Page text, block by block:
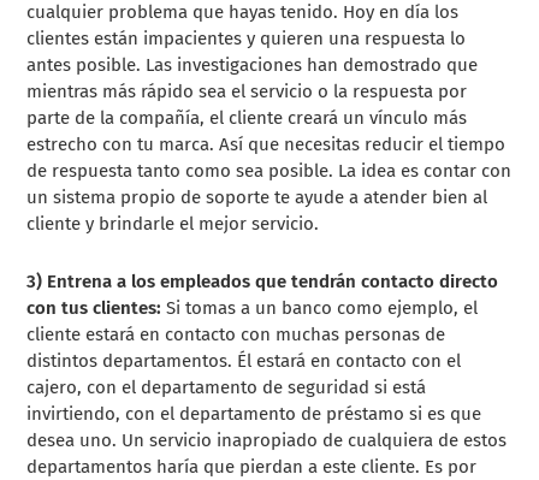
cualquier problema que hayas tenido. Hoy en día los
clientes están impacientes y quieren una respuesta lo
antes posible. Las investigaciones han demostrado que
mientras más rápido sea el servicio o la respuesta por
parte de la compañía, el cliente creará un vínculo más
estrecho con tu marca. Así que necesitas reducir el tiempo
de respuesta tanto como sea posible. La idea es contar con
un sistema propio de soporte te ayude a atender bien al
cliente y brindarle el mejor servicio.
3) Entrena a los empleados que tendrán contacto directo
con tus clientes:Si tomas a un banco como ejemplo, el
cliente estará en contacto con muchas personas de
distintos departamentos. Él estará en contacto con el
cajero, con el departamento de seguridad si está
invirtiendo, con el departamento de préstamo si es que
desea uno. Un servicio inapropiado de cualquiera de estos
departamentos haría que pierdan a este cliente. Es por